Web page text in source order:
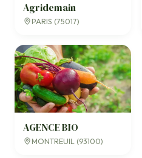
Agridemain
PARIS (75017)
AGENCE BIO
MONTREUIL (93100)